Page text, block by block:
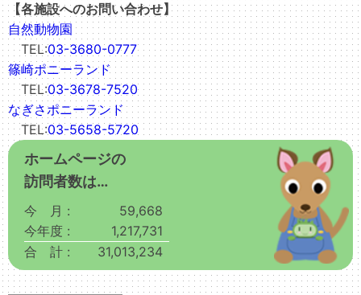
【各施設へのお問い合わせ】
自然動物園
TEL:03-3680-0777
篠崎ポニーランド
TEL:03-3678-7520
なぎさポニーランド
TEL:03-5658-5720
ホームページの
訪問者数は…
今 月 :
59,668
今年度 :
1,217,731
合 計 :
31,013,234